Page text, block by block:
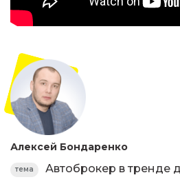
Алексей Бондаренко
тема Автоброкер в тренде